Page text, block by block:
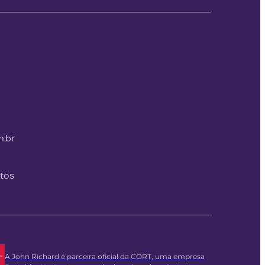
A John Richard é parceira oficial da CORT, uma empresa